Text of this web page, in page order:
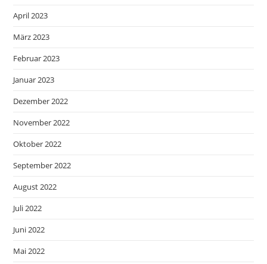
April 2023
März 2023
Februar 2023
Januar 2023
Dezember 2022
November 2022
Oktober 2022
September 2022
August 2022
Juli 2022
Juni 2022
Mai 2022